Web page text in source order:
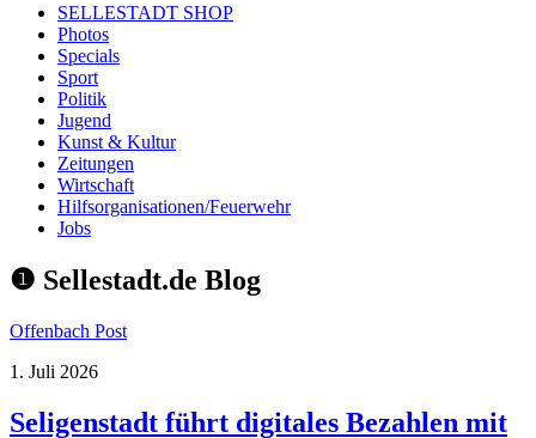
SELLESTADT SHOP
Photos
Specials
Sport
Politik
Jugend
Kunst & Kultur
Zeitungen
Wirtschaft
Hilfsorganisationen/Feuerwehr
Jobs
❶ Sellestadt.de Blog
Offenbach Post
1. Juli 2026
Seligenstadt führt digitales Bezahlen mit